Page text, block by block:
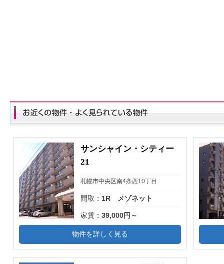
サンシャイン・シティー
21
札幌市中央区南4条西10丁目
間取： 1R メゾネット
家賃：39,000円～
物件を詳しく見る